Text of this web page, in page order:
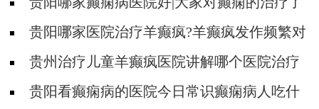
解吗?贵阳哪家医院治疗羊癫疯?羊癫疯发作频繁对
身体有什么危害?
贵州治疗儿童羊癫疯医院讲解哪个医院治疗
羊儿疯好?
贵阳看癫痫病的医院今日常识癫痫病人吃什